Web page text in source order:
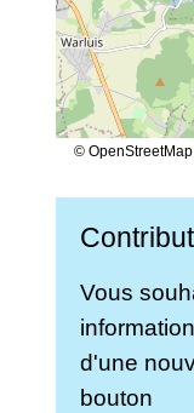
© OpenStreetMap
Vous
d'une
bouton